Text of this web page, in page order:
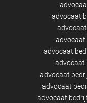
advocaat
advocaat
advocaat
advocaat
advocaat
advocaat
advocaat